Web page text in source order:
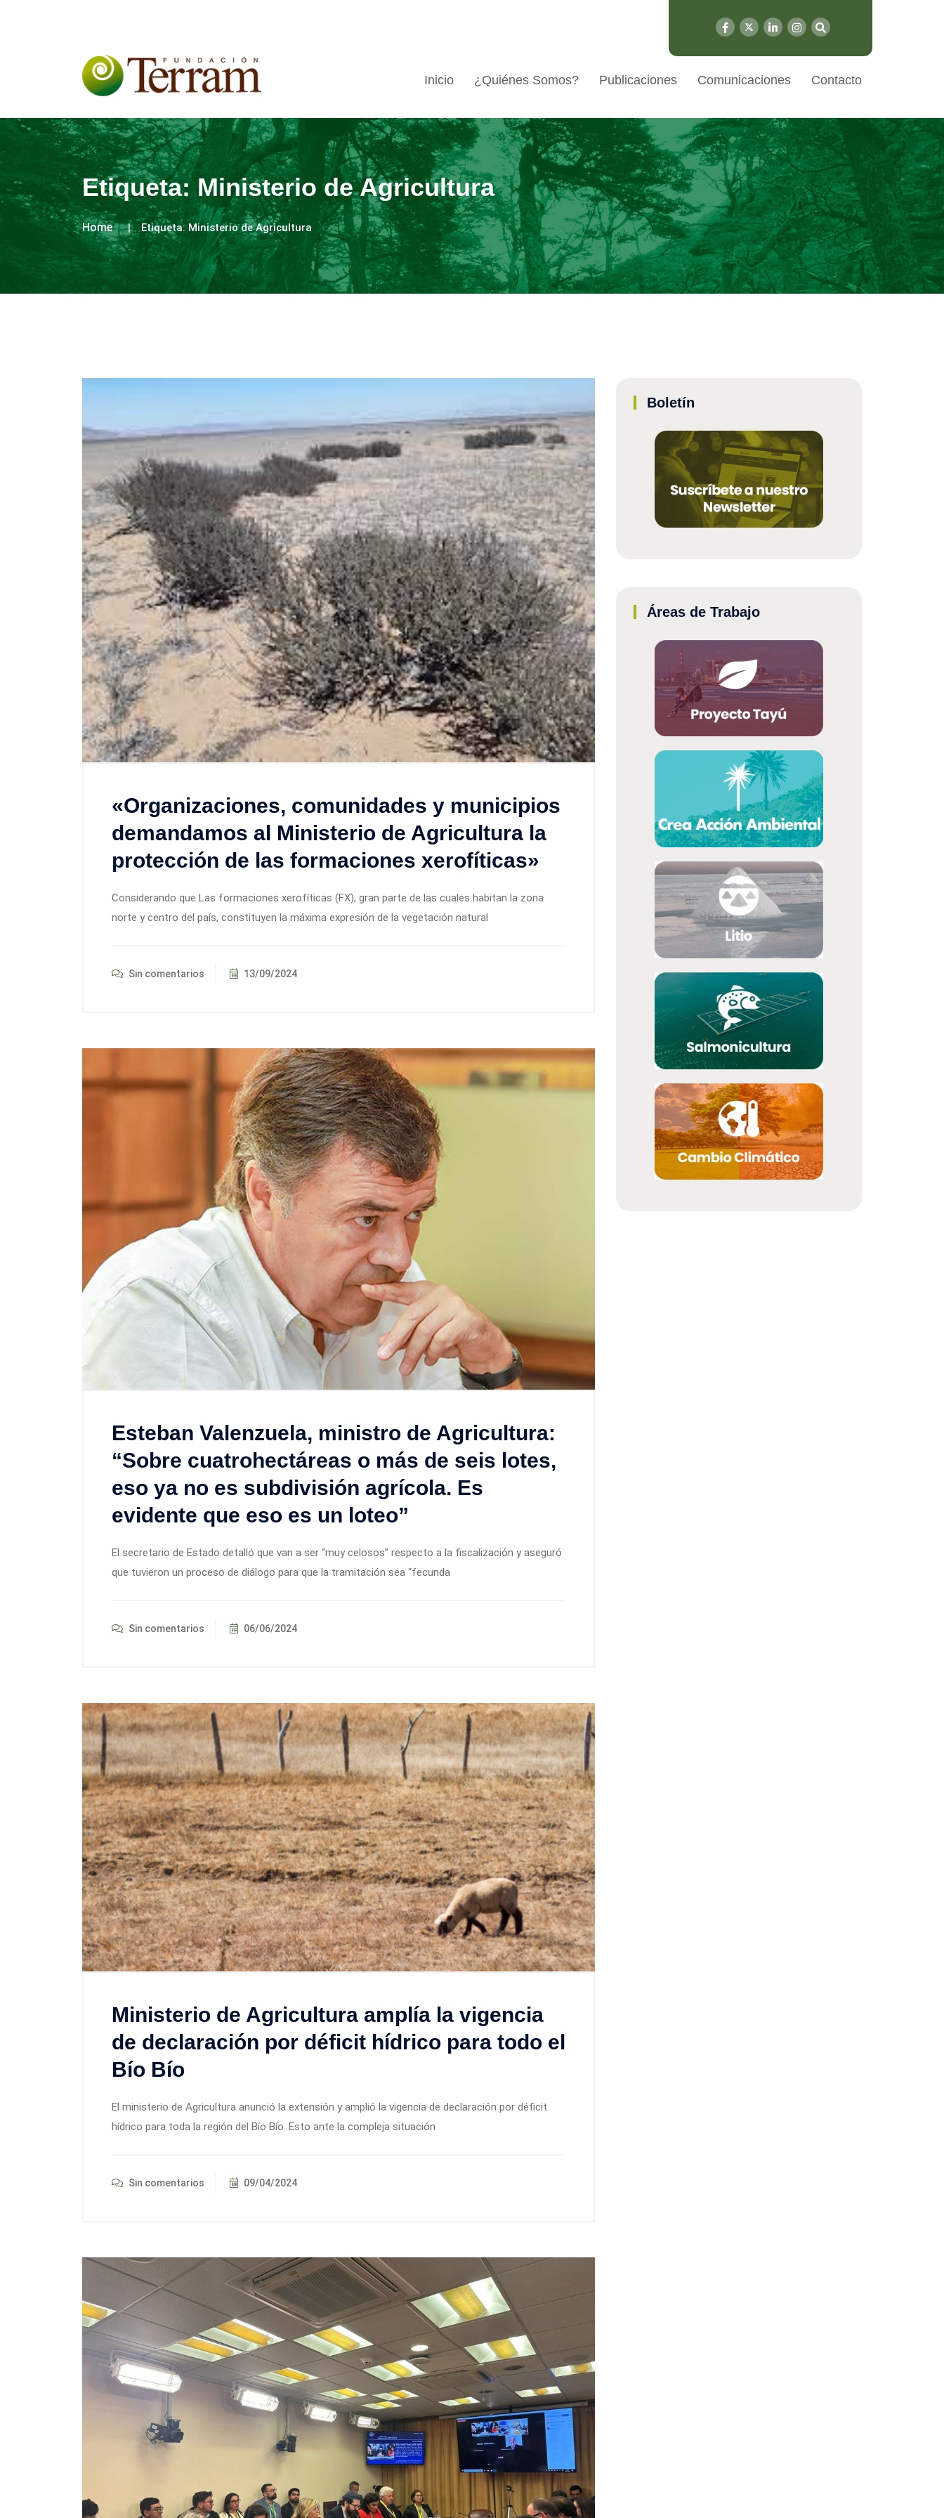
Inicio ¿Quiénes Somos? Publicaciones Comunicaciones Contacto
Etiqueta:Ministerio de Agricultura
Home Etiqueta:Ministerio de Agricultura
«Organizaciones, comunidades y municipios
demandamos al Ministerio de Agricultura la
protección de las formaciones xerofíticas»
Considerando que Las formaciones xerofíticas (FX), gran parte de las cuales habitan la zona
norte y centro del país, constituyen la máxima expresión de la vegetación natural
Sin comentarios 13/09/2024
Esteban Valenzuela, ministro de Agricultura:
“Sobre cuatrohectáreas o más de seis lotes,
eso ya no es subdivisión agrícola. Es
evidente que eso es un loteo”
El secretario de Estado detalló que van a ser “muy celosos” respecto a la fiscalización y aseguró
que tuvieron un proceso de diálogo para que la tramitación sea “fecunda
Sin comentarios 06/06/2024
Ministerio de Agricultura amplía la vigencia
de declaración por déficit hídrico para todo el
Bío Bío
El ministerio de Agricultura anunció la extensión y amplió la vigencia de declaración por déficit
hídrico para toda la región del Bío Bío. Esto ante la compleja situación
Sin comentarios 09/04/2024
Boletín
Áreas de Trabajo